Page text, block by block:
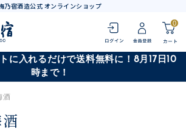
乃宿酒造公式 オンラインショップ
0
に入れるだけで送料無料に！8月17日10
時まで！
酒